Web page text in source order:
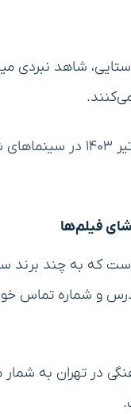
شاهد
این اثر از تاریخ
فیلم‌ها
که به چند برند
و شماره تماس
در تهران به شمار